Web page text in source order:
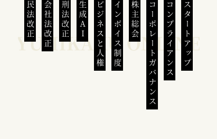
民法改正 会社法改正 刑法改正 生成AI ビジネスと人権インボイス制度 株主総会 コーポレートガバナンスコンプライアンススタートアップ